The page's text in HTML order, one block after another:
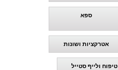
ספא
אטרקציות ושונות
טיפוח ולייף סטייל